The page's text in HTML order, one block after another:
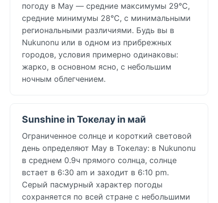
погоду в May — средние максимумы 29°C,
средние минимумы 28°C, с минимальными
региональными различиями. Будь вы в
Nukunonu или в одном из прибрежных
городов, условия примерно одинаковы:
жарко, в основном ясно, с небольшим
ночным облегчением.
Sunshine in Токелау in май
Ограниченное солнце и короткий световой
день определяют May в Токелау: в Nukunonu
в среднем 0.9ч прямого солнца, солнце
встает в 6:30 am и заходит в 6:10 pm.
Серый пасмурный характер погоды
сохраняется по всей стране с небольшими